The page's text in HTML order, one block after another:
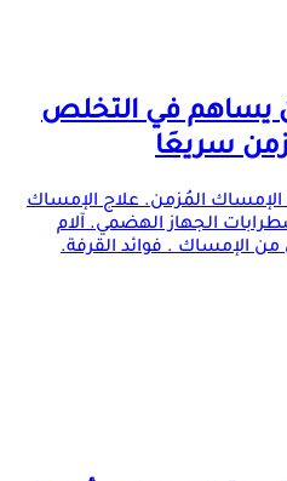
يساهم في التخلص
سريعَا
المُزمن. علاج الإمساك
الجهاز الهضمي. آلام
الإمساك . فوائد القرفة.